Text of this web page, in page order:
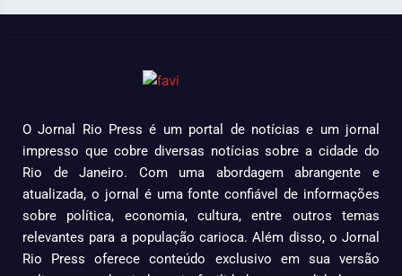
O Jornal Rio Press é um portal de notícias e um jornal
impresso que cobre diversas notícias sobre a cidade do
Rio de Janeiro. Com uma abordagem abrangente e
atualizada, o jornal é uma fonte confiável de informações
sobre política, economia, cultura, entre outros temas
relevantes para a população carioca. Além disso, o Jornal
Rio Press oferece conteúdo exclusivo em sua versão